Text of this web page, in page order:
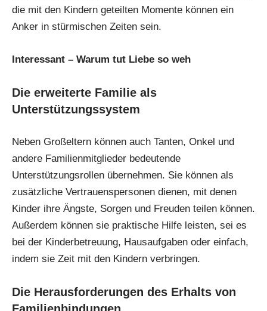
die mit den Kindern geteilten Momente können ein
Anker in stürmischen Zeiten sein.
Interessant – Warum tut Liebe so weh
Die erweiterte Familie als
Unterstützungssystem
Neben Großeltern können auch Tanten, Onkel und
andere Familienmitglieder bedeutende
Unterstützungsrollen übernehmen. Sie können als
zusätzliche Vertrauenspersonen dienen, mit denen
Kinder ihre Ängste, Sorgen und Freuden teilen können.
Außerdem können sie praktische Hilfe leisten, sei es
bei der Kinderbetreuung, Hausaufgaben oder einfach,
indem sie Zeit mit den Kindern verbringen.
Die Herausforderungen des Erhalts von